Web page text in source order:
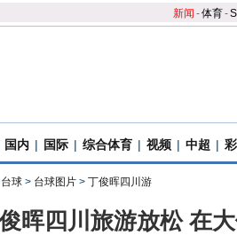
新闻 -体育-S
国内 | 国际 | 综合体育 | 视频 | 中超 |
台球 > 台球图片 > 丁俊晖四川游
晖四川旅游放松 在